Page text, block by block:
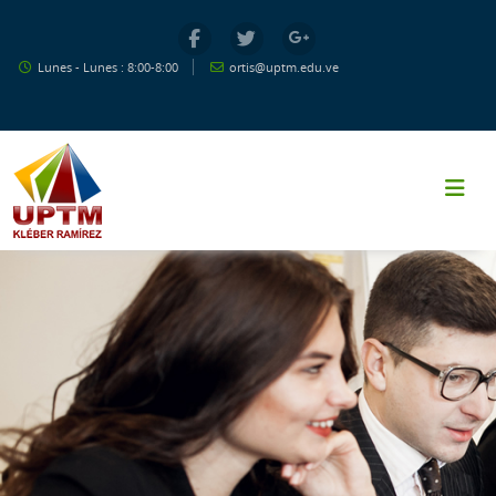
Lunes - Lunes : 8:00-8:00 ortis@uptm.edu.ve